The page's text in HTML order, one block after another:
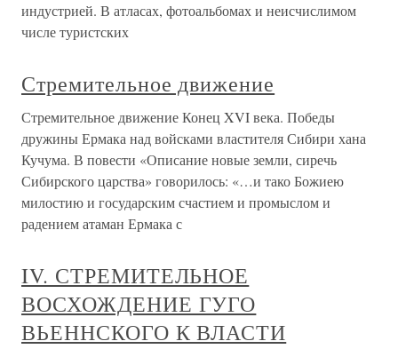
индустрией. В атласах, фотоальбомах и неисчислимом
числе туристских
Стремительное движение
Стремительное движение Конец XVI века. Победы
дружины Ермака над войсками властителя Сибири хана
Кучума. В повести «Описание новые земли, сиречь
Сибирского царства» говорилось: «…и тако Божиею
милостию и государским счастием и промыслом и
радением атаман Ермака с
IV. СТРЕМИТЕЛЬНОЕ
ВОСХОЖДЕНИЕ ГУГО
ВЬЕННСКОГО К ВЛАСТИ